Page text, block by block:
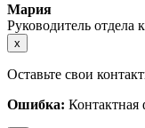
Мария
Руководитель отдела
x
Оставьте свои
Ошибка: Контактная